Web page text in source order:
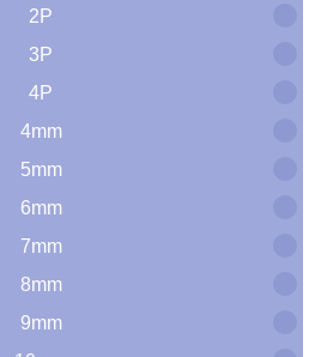
2P
3P
4P
4mm
5mm
6mm
7mm
8mm
9mm